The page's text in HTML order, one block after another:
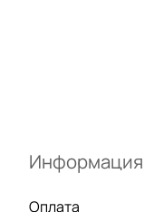
Информация
Оплата